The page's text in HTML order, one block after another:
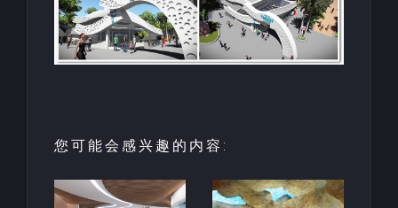
您可能会感兴趣的内容: